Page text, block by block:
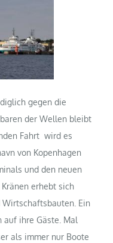
gegen die
der Wellen bleibt
Fahrt wird es
von Kopenhagen
und den neuen
erhebt sich
Ein
auf ihre Gäste. Mal
als immer nur Boote